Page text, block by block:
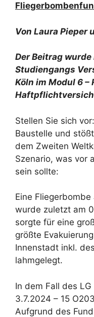
Von Laura Pieper
Der Beitrag wurde
Studiengangs
Köln im Modul 6
Stellen Sie sich
Baustelle und
dem Zweiten
Szenario, was vor
sein sollte:
Eine
wurde zuletzt am
sorgte für eine
größte
Innenstadt inkl.
lahmgelegt.
In dem Fall des
3.7.2024 – 15
Aufgrund des